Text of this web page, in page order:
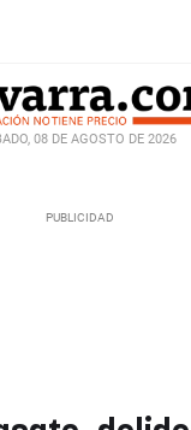
08 DE AGOSTO DE 2026